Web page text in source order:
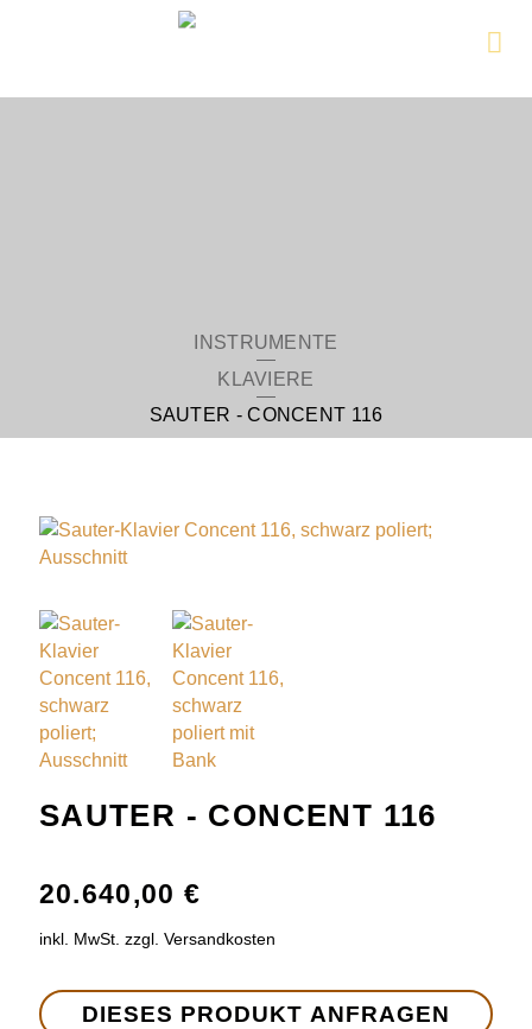
Zur
INSTRUMENTE
KLAVIERE
SAUTER - CONCENT 116
SAUTER - CONCENT 116
20.640,00 €
inkl. MwSt. zzgl. Versandkosten
DIESES PRODUKT ANFRAGEN